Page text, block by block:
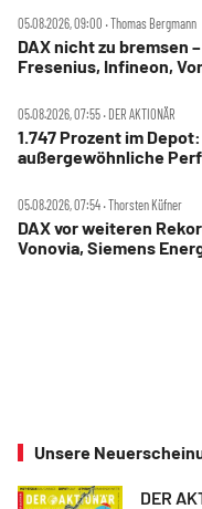
05.08.2026, 09:00 ‧ Thomas Bergmann
DAX nicht zu bremsen
Fresenius, Infineon,
05.08.2026, 07:55 ‧ DER AKTIONÄR
1.747 Prozent im
außergewöhnliche
05.08.2026, 07:54 ‧ Thorsten Küfner
DAX vor weiteren
Vonovia, Siemens
Unsere
DER